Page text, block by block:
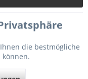
die bestmögliche